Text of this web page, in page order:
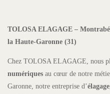
TOLOSA ELAGAGE – Montrabé
la Haute-Garonne (31)
Chez TOLOSA ELAGAGE, nous
numériques au cœur de notre
Garonne, notre entreprise d’élagage